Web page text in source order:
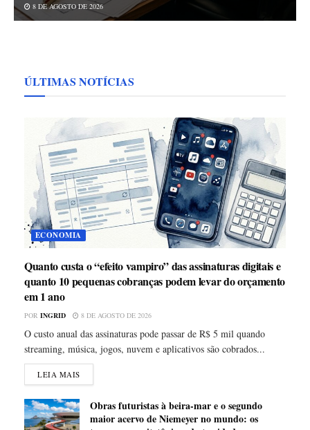
8 DE AGOSTO DE 2026
ÚLTIMAS NOTÍCIAS
ECONOMIA
Quanto custa o “efeito vampiro” das assinaturas digitais e
quanto 10 pequenas cobranças podem levar do orçamento
em 1 ano
POR INGRID 8 DE AGOSTO DE 2026
O custo anual das assinaturas pode passar de R$ 5 mil quando
streaming, música, jogos, nuvem e aplicativos são cobrados...
LEIA MAIS
Obras futuristas à beira-mar e o segundo
maior acervo de Niemeyer no mundo: os